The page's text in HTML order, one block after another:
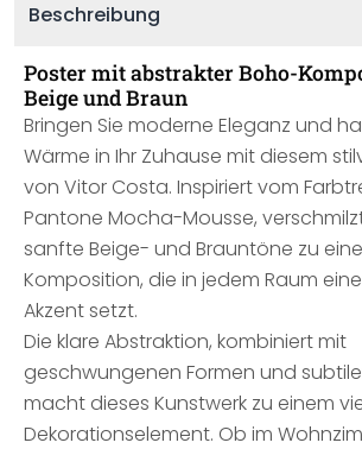
Beschreibung
Poster mit abstrakter Boho-
Beige und Braun
Bringen Sie moderne Eleganz und
Wärme in Ihr Zuhause mit diesem
von Vitor Costa. Inspiriert vom
Pantone Mocha-Mousse,
sanfte Beige- und Brauntöne zu
Komposition, die in jedem Raum
Akzent setzt.
Die klare Abstraktion, kombiniert mit
geschwungenen Formen und
macht dieses Kunstwerk zu einem
Dekorationselement. Ob im